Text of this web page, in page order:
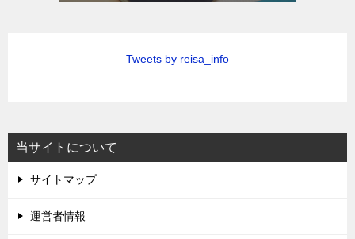
Tweets by reisa_info
当サイトについて
サイトマップ
運営者情報